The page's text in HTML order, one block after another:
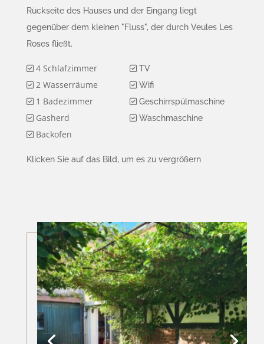
Rückseite des Hauses und der Eingang liegt
gegenüber dem kleinen "Fluss", der durch Veules Les
Roses fließt.
4 Schlafzimmer
2 Wasserräume
1 Badezimmer
Gasherd
Backofen
TV
Wifi
Geschirrspülmaschine
Waschmaschine
Klicken Sie auf das Bild, um es zu vergrößern